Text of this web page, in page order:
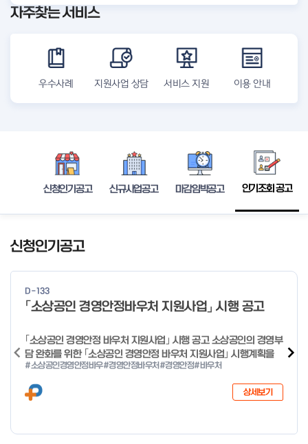
4
자주찾는 서비스
우수사례 지원사업 상담 서비스 지원 이용 안내
신청인기공고 신규사업공고 마감임박공고 인기조회 공고
신청인기공고
D-133
「소상공인 경영안정바우처 지원사업」 시행 공고
｢소상공인 경영안정 바우처 지원사업｣ 시행 공고 소상공인의 경영부
담 완화를 위한 ｢소상공인 경영안정 바우처 지원사업｣ 시행계획을
다음과 같이 공고합니다. 2026년 1월 28일 중소벤처기업부장관
#소상공인경영안정바우#경영안정바우처 #경영안정#바우처
상세보기